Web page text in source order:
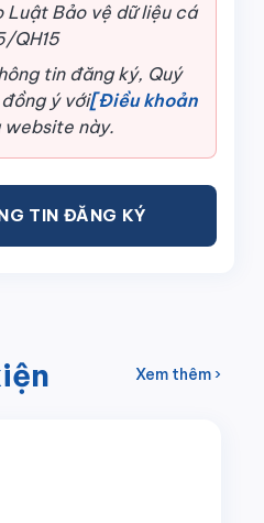
Luật Bảo vệ dữ liệu cá
QH15
tin đăng ký, Quý
ý với[Điều khoản
website này.
TIN ĐĂNG KÝ
Xem thêm ›